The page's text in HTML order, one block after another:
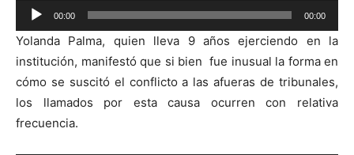
Reproductor
de
audio
00:00 00:00
Yolanda Palma, quien lleva 9 años ejerciendo en la
institución, manifestó que si bien fue inusual la forma en
cómo se suscitó el conflicto a las afueras de tribunales,
los llamados por esta causa ocurren con relativa
frecuencia.